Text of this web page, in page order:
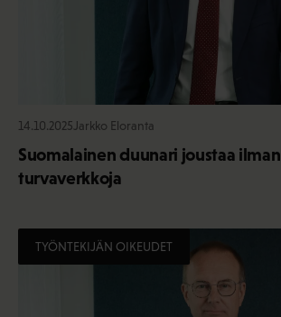
14.10.2025 Jarkko Eloranta
Suomalainen duunari joustaa ilman
turvaverkkoja
TYÖNTEKIJÄN OIKEUDET